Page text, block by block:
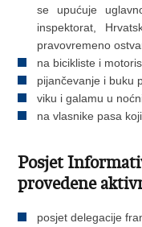
se upućuje
inspektorat,
pravovremeno
na bicikliste i
pijančevanje i buku
viku i galamu u
na vlasnike pasa
Posjet
provedene
posjet delegacije